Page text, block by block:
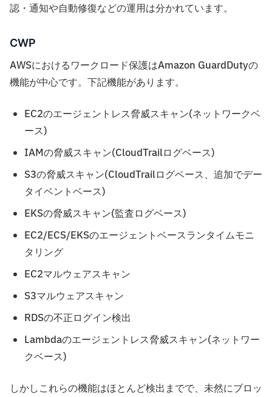
認・通知や自動修復などの運用は分かれています。
CWP
AWSにおけるワークロード保護はAmazon GuardDutyの
機能が中心です。下記機能があります。
EC2のエージェントレス脅威スキャン(ネットワークベ
ース)
IAMの脅威スキャン(CloudTrailログベース)
S3の脅威スキャン(CloudTrailログベース、追加でデー
タイベントベース)
EKSの脅威スキャン(監査ログベース)
EC2/ECS/EKSのエージェントベースランタイムモニ
タリング
EC2マルウェアスキャン
S3マルウェアスキャン
RDSの不正ログイン検出
Lambdaのエージェントレス脅威スキャン(ネットワー
クベース)
しかしこれらの機能はほとんど検出までで、未然にブロッ